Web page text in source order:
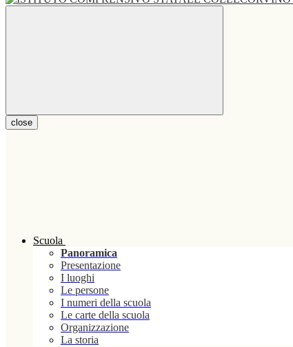
close
Scuola
Panoramica
Presentazione
I luoghi
Le persone
I numeri della scuola
Le carte della scuola
Organizzazione
La storia